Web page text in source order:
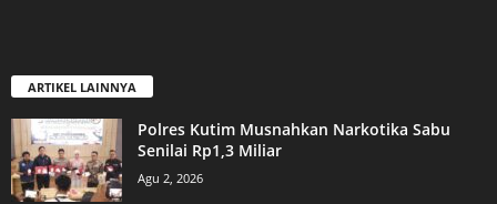
ARTIKEL LAINNYA
Polres Kutim Musnahkan Narkotika Sabu
Senilai Rp1,3 Miliar
Agu 2, 2026